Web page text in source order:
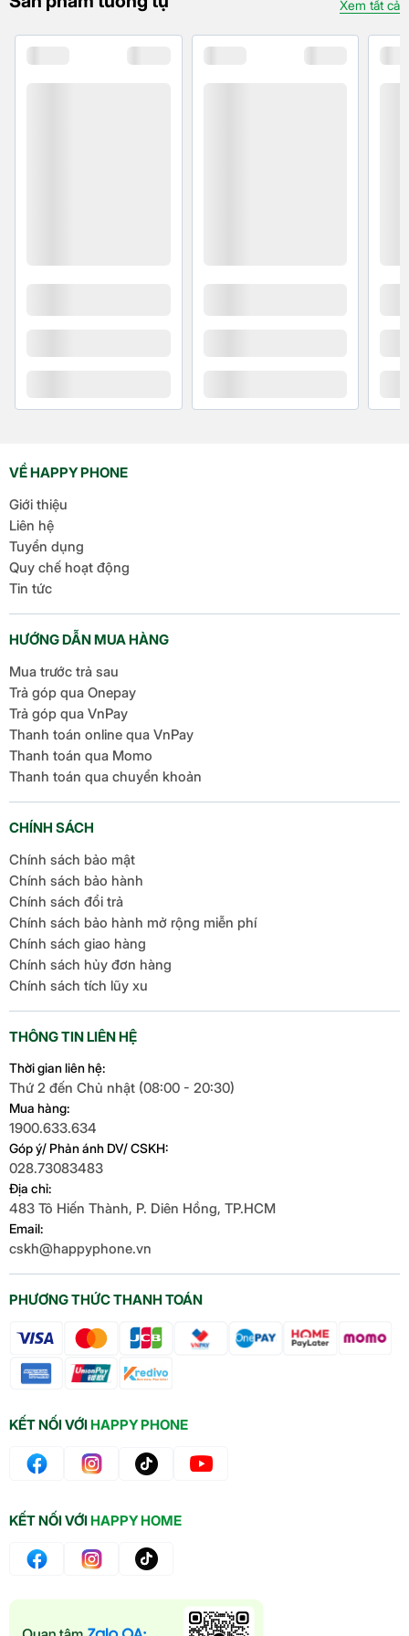
đa
Cổng kết nối
Thunderbolt 3 (lên đến 40Gb/s)
USB 4 (lên đến 40Gb/s)
Cổng sạc
USB-C (1 mét)
Kích thước
249.7 x 177.5 x 5.3 mm
bụi
Cảm biến
Cảm biến ánh sáng môi trường
Face ID
Bảo mật dữ liệu cá nhân trong
Mua hàng từ iTunes Store và
App Store
Xem tất cả
VỀ HAPPY PHONE
Giới thiệu
Liên hệ
Tuyển dụng
Quy chế hoạt động
Tin tức
HƯỚNG DẪN MUA HÀNG
Mua trước trả sau
Trả góp qua Onepay
Trả góp qua VnPay
Thanh toán online qua VnPay
Thanh toán qua Momo
Thanh toán qua chuyển khoản
PHƯƠNG THỨC THANH TOÁN
KẾT NỐI VỚIHAPPY PHONE
CHÍNH SÁCH
Chính sách bảo mật
Chính sách bảo hành
Chính sách đổi trả
Chính sách bảo hành mở rộng miễn phí
Chính sách giao hàng
Chính sách hủy đơn hàng
Chính sách tích lũy xu
THÔNG TIN LIÊN HỆ
Thời gian liên hệ:
Thứ 2 đến Chủ nhật (08:00 - 20:30)
Mua hàng:
1900.633.634
Góp ý/ Phản ánh DV/ CSKH:
028.73083483
Địa chỉ:
483 Tô Hiến Thành, P. Diên Hồng, TP.HCM
Email:
cskh@happyphone.vn
KẾT NỐI VỚIHAPPY HOME